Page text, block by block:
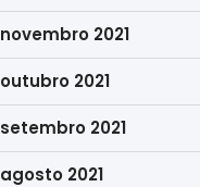
novembro 2021
outubro 2021
setembro 2021
agosto 2021